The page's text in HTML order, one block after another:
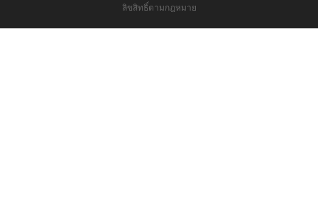
ลิขสิทธิ์ตามกฎหมาย